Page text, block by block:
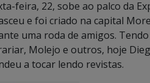
feira, 22, sobe ao palco da
e foi criado na capital
uma roda de amigos.
Molejo e outros, hoje
a tocar lendo revistas.